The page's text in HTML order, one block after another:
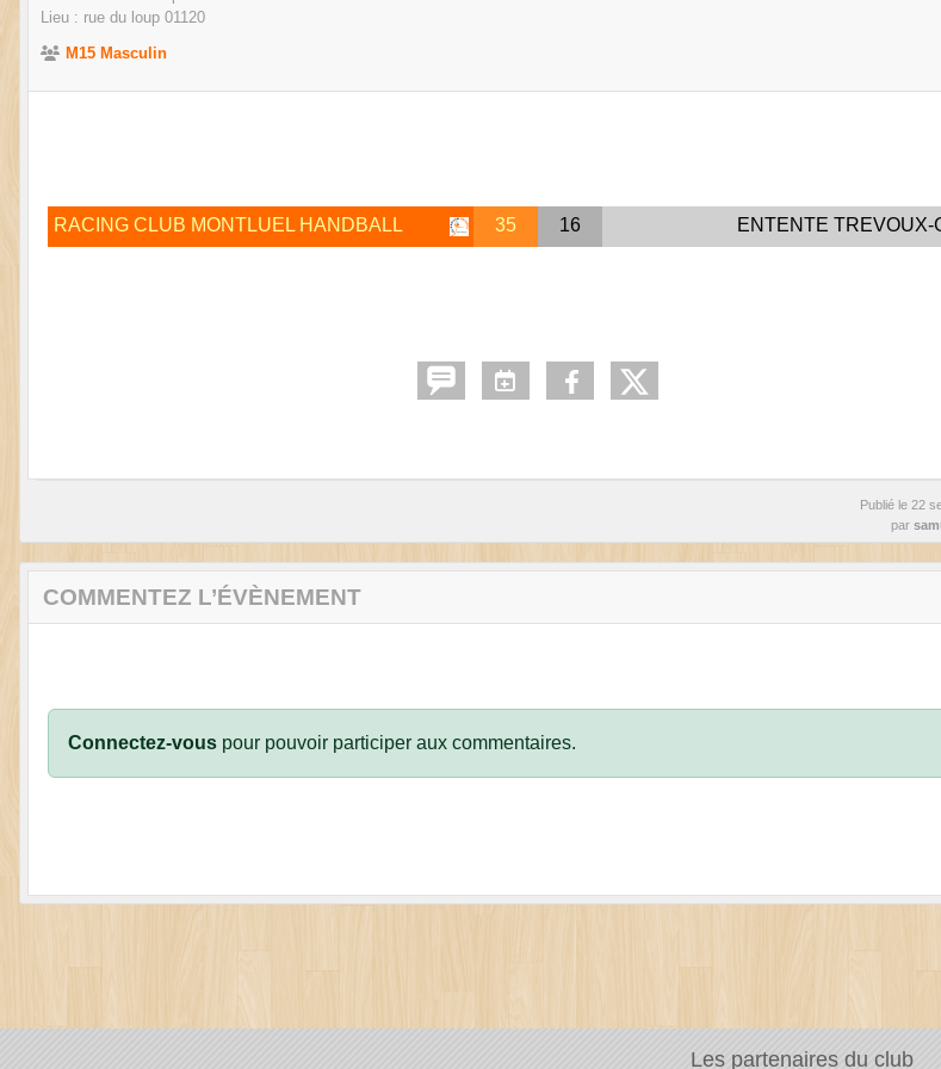
Lieu : rue du loup 01120
M15 Masculin
RACING CLUB MONTLUEL HANDBALL 35 16 ENTENTE TREVOUX-
Publié le 22
par
COMMENTEZ L’ÉVÈNEMENT
Connectez-vous pour pouvoir participer aux commentaires.
Les partenaires du club